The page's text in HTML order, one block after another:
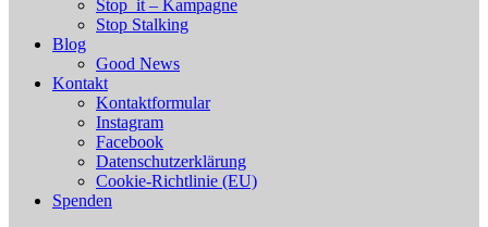
Stop_it – Kampagne
Stop Stalking
Blog
Good News
Kontakt
Kontaktformular
Instagram
Facebook
Datenschutzerklärung
Cookie-Richtlinie (EU)
Spenden